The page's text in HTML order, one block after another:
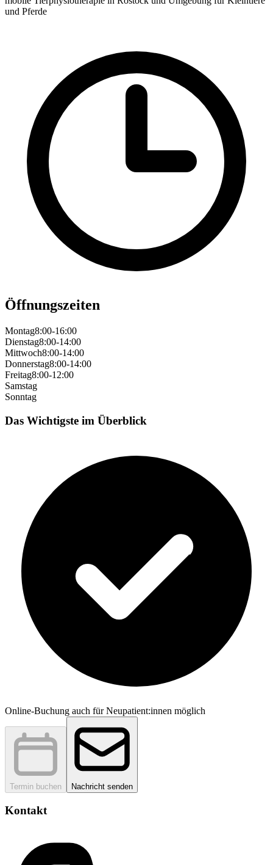
und Pferde
Öffnungszeiten
Montag8:00-16:00
Dienstag8:00-14:00
Mittwoch8:00-14:00
Donnerstag8:00-14:00
Freitag8:00-12:00
Samstag
Sonntag
Das Wichtigste im Überblick
Online-Buchung auch für Neupatient:innen möglich
Termin buchen Nachricht senden
Kontakt